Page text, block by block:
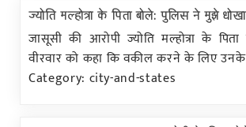
ज्योति मल्होत्रा के पिता बोले: पुलिस ने मुझे
जासूसी की आरोपी ज्योति मल्होत्रा के पिता
वीरवार को कहा कि वकील करने के लिए उनके
Category: city-and-states